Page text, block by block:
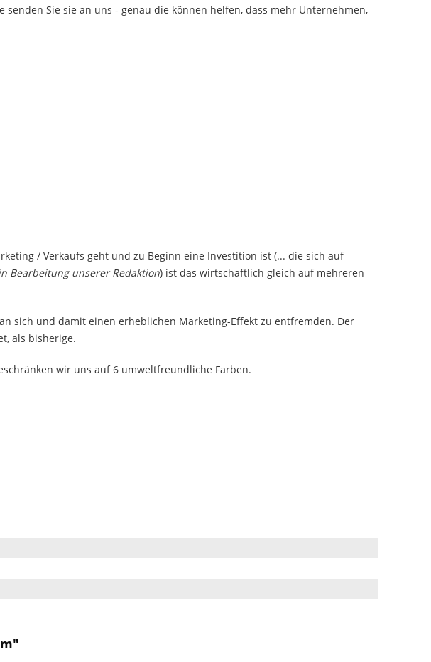
Sie sie an uns - genau die können helfen, dass mehr Unternehmen,
/ Verkaufs geht und zu Beginn eine Investition ist (... die sich auf
Bearbeitung unserer Redaktion) ist das wirtschaftlich gleich auf mehreren
sich und damit einen erheblichen Marketing-Effekt zu entfremden. Der
als bisherige.
wir uns auf 6 umweltfreundliche Farben.